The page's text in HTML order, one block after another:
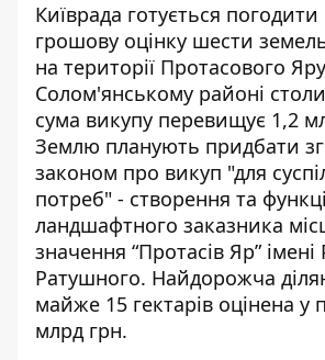
Київрада готується
грошову оцінку шести
на території Протасового
Солом'янському районі
сума викупу перевищує 1,2
Землю планують придбати
законом про викуп "для
потреб" - створення та
ландшафтного заказника
значення “Протасів Яр”
Ратушного. Найдорожча
майже 15 гектарів оцінена у
млрд грн.